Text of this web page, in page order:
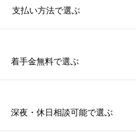
支払い方法で選ぶ
着手金無料で選ぶ
深夜・休日相談可能で選ぶ